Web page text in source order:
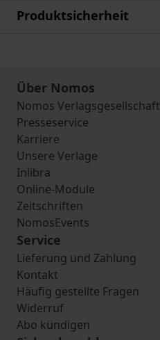
Produktsicherheit
Über Nomos
Nomos Verlagsgesellschaft
Presseservice
Karriere
Unsere Verlage
Inlibra
Online-Module
Zeitschriften
NomosEvents
Service
Lieferung und Zahlung
Kontakt
Häufig gestellte Fragen
Widerruf
Abo kündigen